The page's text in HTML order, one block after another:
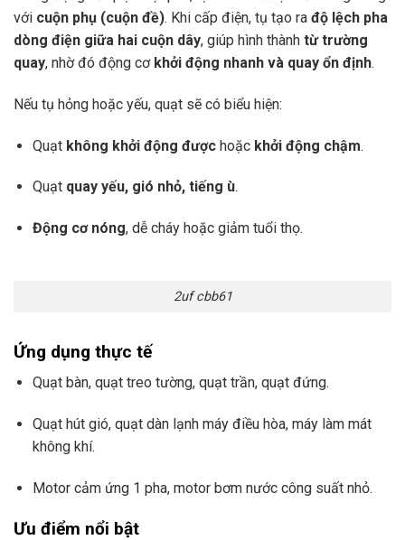
với cuộn phụ (cuộn đề). Khi cấp điện, tụ tạo ra độ lệch pha
dòng điện giữa hai cuộn dây, giúp hình thành từ trường
quay, nhờ đó động cơ khởi động nhanh và quay ổn định.
Nếu tụ hỏng hoặc yếu, quạt sẽ có biểu hiện:
Quạt không khởi động đượchoặc khởi động chậm.
Quạt quay yếu, gió nhỏ, tiếng ù.
Động cơ nóng, dễ cháy hoặc giảm tuổi thọ.
2uf cbb61
Ứng dụng thực tế
Quạt bàn, quạt treo tường, quạt trần, quạt đứng.
Quạt hút gió, quạt dàn lạnh máy điều hòa, máy làm mát
không khí.
Motor cảm ứng 1 pha, motor bơm nước công suất nhỏ.
Ưu điểm nổi bật